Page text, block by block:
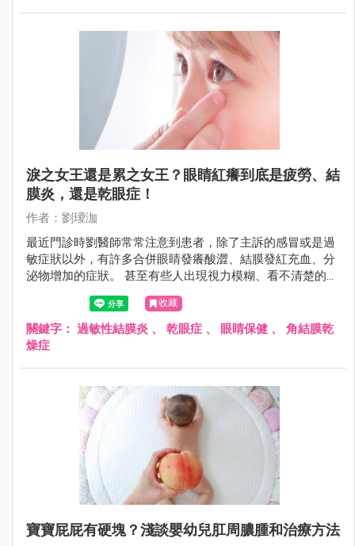
淚之女王還是累之女王？眼睛紅癢到底是疲勞、結
膜炎，還是乾眼症！
作者：劉璦泇
最近門診時劉醫師常常注意到患者，除了主訴的感冒或是過
敏症狀以外，有許多合併眼睛發癢酸澀、結膜發紅充血、分
泌物增加的症狀。 甚至有些人出現視力模糊、看不清楚的病
收藏
關鍵字： 過敏性結膜炎 、 乾眼症 、 眼睛保健 、 角結膜乾
燥症
寶寶屁屁有硬塊？淺談嬰幼兒肛周膿腫和治療方法